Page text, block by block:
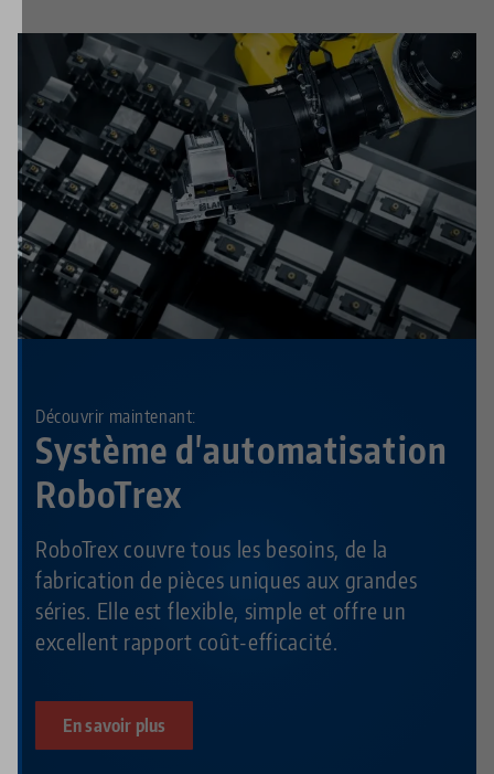
Système d'automatisation
RoboTrex
Découvrir maintenant:
RoboTrex couvre tous les besoins, de la
fabrication de pièces uniques aux grandes
séries. Elle est flexible, simple et offre un
excellent rapport coût-efficacité.
En savoir plus